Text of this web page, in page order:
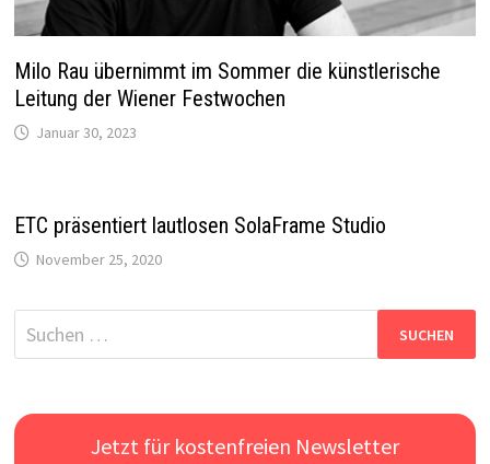
Milo Rau übernimmt im Sommer die künstlerische
Leitung der Wiener Festwochen
Januar 30, 2023
ETC präsentiert lautlosen SolaFrame Studio
November 25, 2020
Suchen
nach:
Jetzt für kostenfreien Newsletter